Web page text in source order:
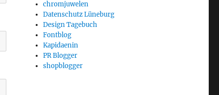
chromjuwelen
Datenschutz Lüneburg
Design Tagebuch
Fontblog
Kapidaenin
PR Blogger
shopblogger